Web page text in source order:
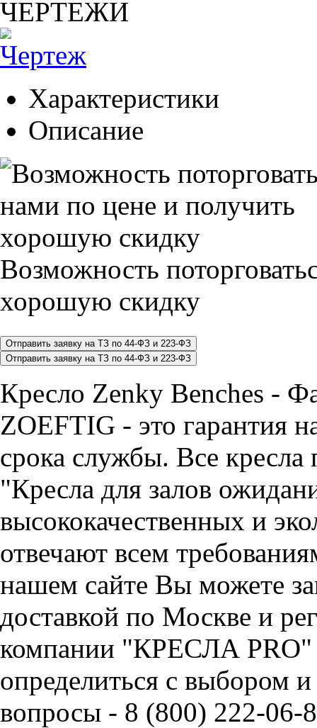
ЧЕРТЕЖИ
Характеристики
Описание
Возможность
хорошую скидку
Кресло Zenky Benches -
ZOEFTIG - это гарантия
срока службы. Все кресла
"Кресла для залов
высококачественных и
отвечают всем
нашем сайте Вы можете
доставкой по Москве и
компании "КРЕСЛА PRO"
определиться с выбором
вопросы - 8 (800) 222-06-